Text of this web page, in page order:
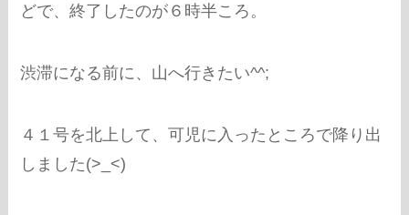
どで、終了したのが６時半ころ。
渋滞になる前に、山へ行きたい^^;
４１号を北上して、可児に入ったところで降り出
しました(>_<)